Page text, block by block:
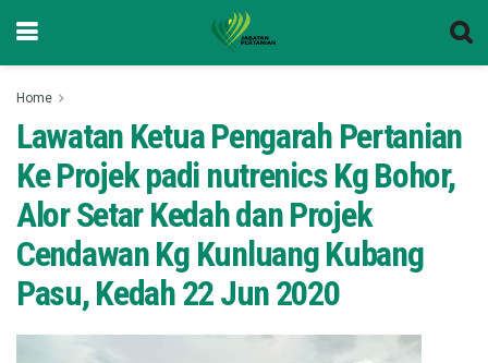
Home
Lawatan Ketua Pengarah Pertanian
Ke Projek padi nutrenics Kg Bohor,
Alor Setar Kedah dan Projek
Cendawan Kg Kunluang Kubang
Pasu, Kedah 22 Jun 2020